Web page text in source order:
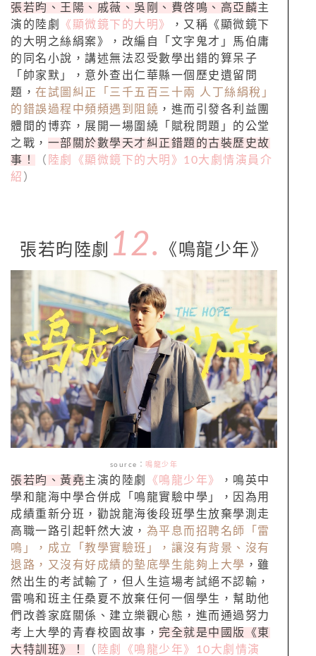
張若昀、王陽、戚薇、吳剛、費啓鳴、高亞麟主
演的陸劇
《顯微鏡下的大明》
，又稱《顯微鏡下
的大明之絲絹案》，改編自「文字鬼才」馬伯庸
的同名小說，講述無法忍受數學出錯的算呆子
「帥家默」，意外查出仁華縣一個歷史遺留問
題， 在試圖糾正「三千五百三十兩 人丁絲絹稅」
的錯誤過程中頻頻遇到阻饒 ，進而引發各利益團
體間的博弈，展開一場圍繞「賦稅問題」的公堂
之戰， 一部關於數學天才糾正錯題的古裝歷史故
事！
（ 陸劇《顯微鏡下的大明》10大劇情演員介
紹 ）
張若昀陸劇 12. 《鳴龍少年》
source ： 鳴龍少年
張若昀、黃堯主演的陸劇 《鳴龍少年》
，鳴英中
學和龍海中學合併成「鳴龍實驗中學」，因為用
成績重新分班，勸說龍海後段班學生放棄學測走
高職一路引起軒然大波， 為平息而招聘名師「雷
鳴」，成立「教學實驗班」，讓沒有背景、沒有
退路，又沒有好成績的墊底學生能夠上大學 ，雖
然出生的考試輸了，但人生這場考試絕不認輸，
雷鳴和班主任桑夏不放棄任何一個學生，幫助他
們改善家庭關係、建立樂觀心態，進而通過努力
考上大學的青春校園故事， 完全就是中國版《東
大特訓班》！
（ 陸劇《鳴龍少年》10大劇情演